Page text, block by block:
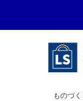
ものづ